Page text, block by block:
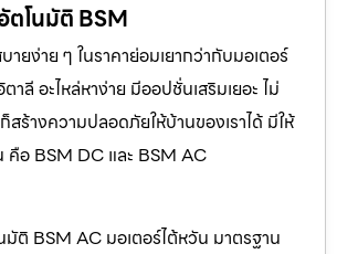
ตโนมัติ BSM
ายง่าย ๆ ในราคาย่อมเยากว่ากับมอเตอร์
าลี อะไหล่หาง่าย มีออปชั่นเสริมเยอะ ไม่
สร้างความปลอดภัยให้บ้านของเราได้ มีให้
คือ BSM DC และ BSM AC
มัติ BSM AC มอเตอร์ไต้หวัน มาตรฐาน